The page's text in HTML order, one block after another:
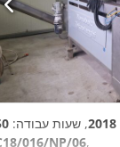
2018, שעות עבודה:
016/NP/06,